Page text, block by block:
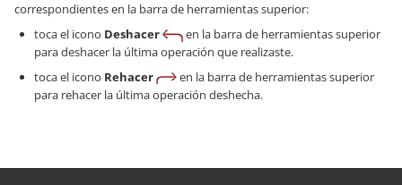
correspondientes en la barra de herramientas superior:
toca el icono Deshacer
en la barra de herramientas superior
para deshacer la última operación que realizaste.
toca el icono Rehacer
en la barra de herramientas superior
para rehacer la última operación deshecha.